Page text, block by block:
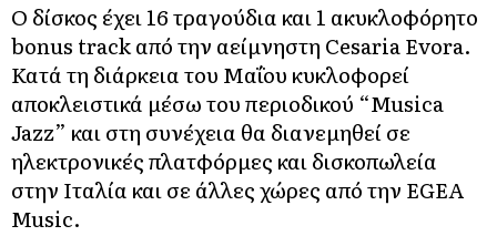
Ο δίσκος έχει 16 τραγούδια και 1 ακυκλοφόρητο
bonus track από την αείμνηστη Cesaria Evora.
Κατά τη διάρκεια του Μαΐου κυκλοφορεί
αποκλειστικά μέσω του περιοδικού “Musica
Jazz” και στη συνέχεια θα διανεμηθεί σε
ηλεκτρονικές πλατφόρμες και δισκοπωλεία
στην Ιταλία και σε άλλες χώρες από την EGEA
Music.